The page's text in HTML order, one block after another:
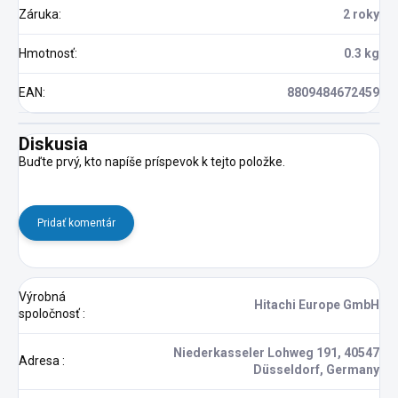
Záruka: 2 roky
Hmotnosť: 0.3 kg
EAN: 8809484672459
Diskusia
Buďte prvý, kto napíše príspevok k tejto položke.
Pridať komentár
Výrobná
spoločnosť:
Hitachi Europe GmbH
Adresa :
Niederkasseler Lohweg 191, 40547
Düsseldorf, Germany